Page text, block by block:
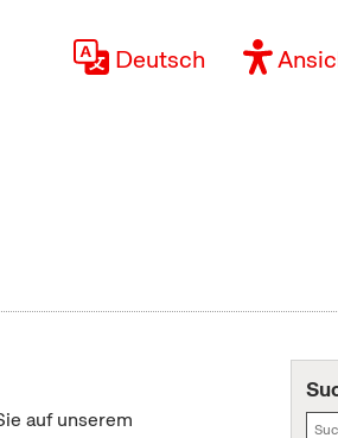
Deutsch
auf unserem